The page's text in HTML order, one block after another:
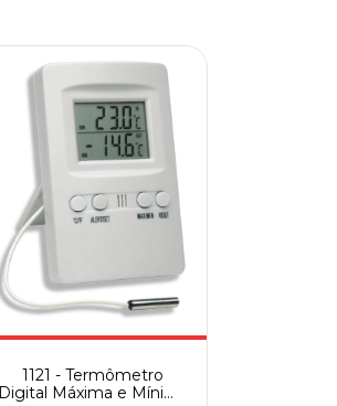
1121 - Termômetro
Digital Máxima e Mínima